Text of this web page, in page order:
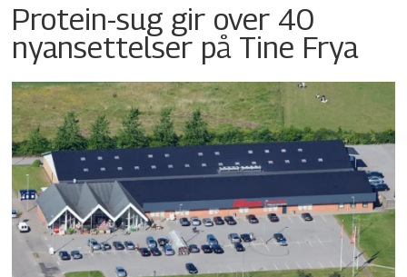
Protein-sug gir over 40
nyansettelser på Tine Frya